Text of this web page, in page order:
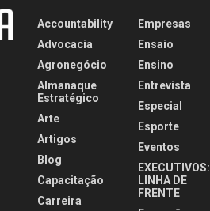
Accountability
Advocacia
Agronegócio
Almanaque
Estratégico
Arte
Artigos
Blog
Capacitação
Carreira
Empresas
Ensaio
Ensino
Entrevista
Especial
Esporte
Eventos
EXECUTIVOS:
LINHA DE
FRENTE